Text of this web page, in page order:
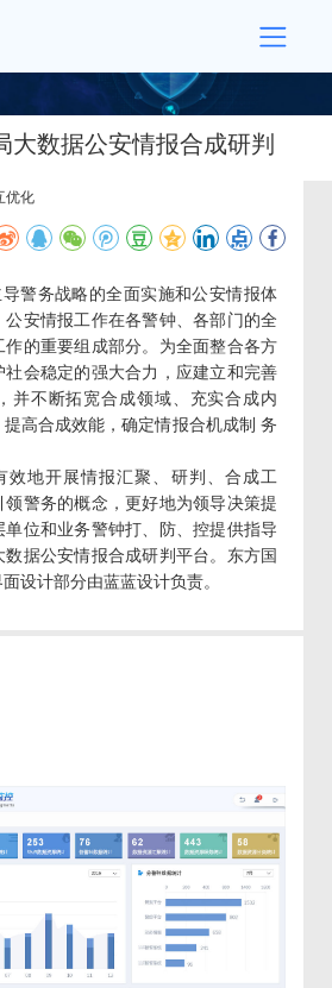
大数据公安情报合成研判
优化
警务战略的全面实施和公安情报体
公安情报工作在各警钟、各部门的全
的重要组成部分。为全面整合各方
会稳定的强大合力，应建立和完善
并不断拓宽合成领域、充实合成内
高合成效能，确定情报合机成制 务
效地开展情报汇聚、研判、合成工
警务的概念，更好地为领导决策提
位和业务警钟打、防、控提供指导
据公安情报合成研判平台。东方国
设计部分由蓝蓝设计负责。